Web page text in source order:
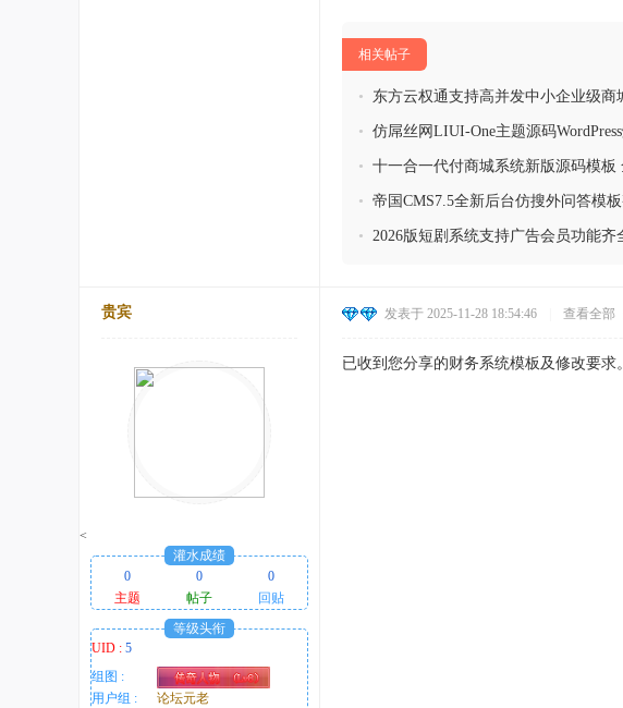
相关帖子
• 东方云权通支持高并发中小企业级商
• 仿屌丝网LIUI-One主题源码
• 十一合一代付商城系统新版源码模板
• 帝国CMS7.5全新后台仿搜外问答模
• 2026版短剧系统支持广告会员功能齐
贵宾
<
灌水成绩
0
0
0
主题
帖子
回贴
等级头衔
UID : 5
组图 :
用户组 :
论坛元老
发表于 2025-11-28 18:54:46 查看全部
已收到您分享的财务系统模板及修改要求